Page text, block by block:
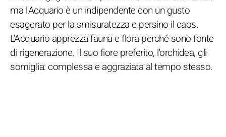
ma l'Acquario è un indipendente con un gusto
esagerato per la smisuratezza e persino il caos.
L'Acquario apprezza fauna e flora perché sono fonte
di rigenerazione. Il suo fiore preferito, l'orchidea, gli
somiglia: complessa e aggraziata al tempo stesso.